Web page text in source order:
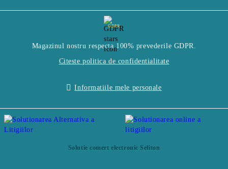
GDPR
Magazinul nostru respecta 100% prevederile GDPR.
Citeste politica de confidentialitate
Informatiile mele personale
Solutie comert electronic Seliton